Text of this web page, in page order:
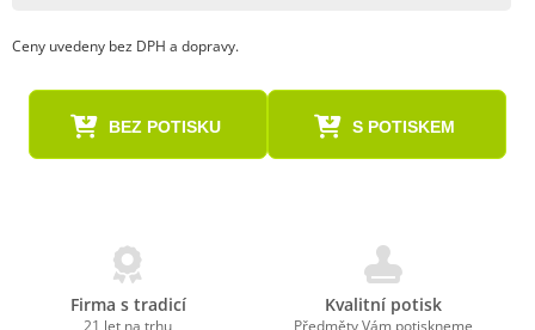
Ceny uvedeny bez DPH a dopravy.
BEZ POTISKU S POTISKEM
Firma s tradicí
21 let na trhu
Kvalitní potisk
Předměty Vám potiskneme